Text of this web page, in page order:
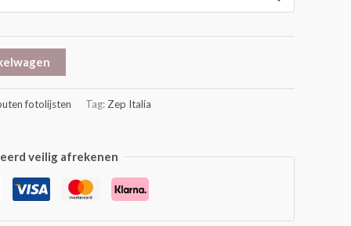
fotolijsten Tag: Zep Italia
veilig afrekenen